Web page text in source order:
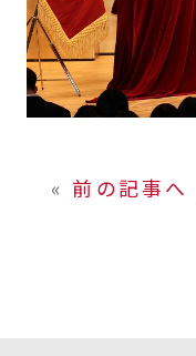
« 前の記事へ